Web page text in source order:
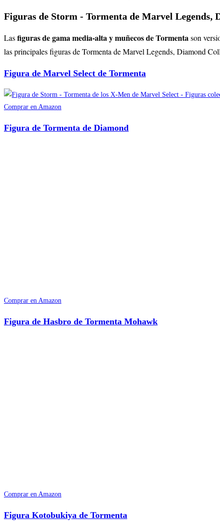
Figuras de Storm - Tormenta de Marvel Legends,
Lasfiguras de gama media-alta y muñecos de Tormentason
las principales figuras de Tormentade Marvel Legends, Diamond
Figura de Marvel Select de Tormenta
Comprar en Amazon
Figura de Tormenta de Diamond
Comprar en Amazon
Figura de Hasbro de Tormenta Mohawk
Comprar en Amazon
Figura Kotobukiya de Tormenta